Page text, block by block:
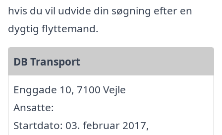
hvis du vil udvide din søgning efter en
dygtig flyttemand.
DB Transport
Enggade 10, 7100 Vejle
Ansatte:
Startdato: 03. februar 2017,